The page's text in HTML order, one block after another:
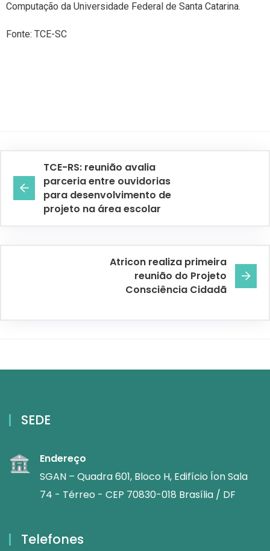
Computação da Universidade Federal de Santa Catarina.
Fonte: TCE-SC
TCE-RS: reunião avalia
parceria entre ouvidorias
para desenvolvimento de
projeto na área escolar
Atricon realiza primeira
reunião do Projeto
Consciência Cidadã
SEDE
Endereço
SGAN – Quadra 601, Bloco H, Edifício Íon Sala
74 - Térreo - CEP 70830-018 Brasília / DF
Telefones